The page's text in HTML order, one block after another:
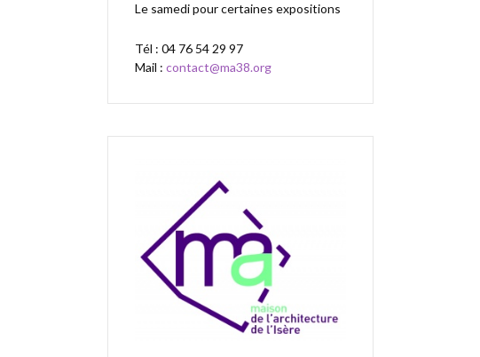
Le samedi pour certaines expositions
Tél : 04 76 54 29 97
Mail : contact@ma38.org